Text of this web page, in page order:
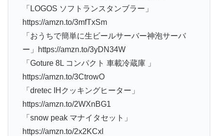
「LOGOS ソフトランスタンブラー」
https://amzn.to/3mfTxSm
「おうちで簡単に生ビールサーバー神泡サーバ
ー」https://amzn.to/3yDN34W
「Goture 8L コンパクト 車載冷蔵庫 」
https://amzn.to/3CtrowO
「dretec IHクッキングヒーター」
https://amzn.to/2WXnBG1
「snow peak マナイタセット」
https://amzn.to/2x2KCxl